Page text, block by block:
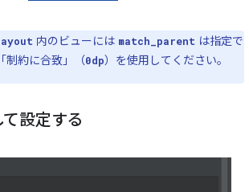
内のビューには match_parent は指定で
制約に合致」（0dp）を使用してください。
設定する